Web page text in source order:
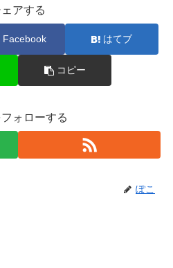
ェアする
Facebook はてブ
コピー
ォローする
ぽこ